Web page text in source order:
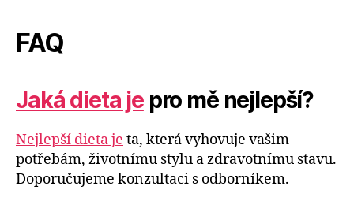
FAQ
Jaká dieta jepro mě nejlepší?
Nejlepší dieta je ta, která vyhovuje vašim
potřebám, životnímu stylu a zdravotnímu stavu.
Doporučujeme konzultaci s odborníkem.